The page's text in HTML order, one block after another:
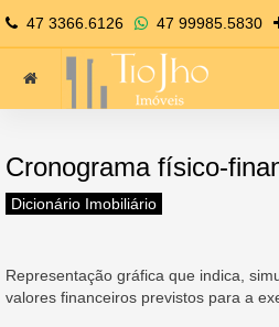
47 3366.6126 47 99985.5830
Cronograma físico-
Dicionário Imobiliário
Representação gráfica que indica,
valores financeiros previstos para a